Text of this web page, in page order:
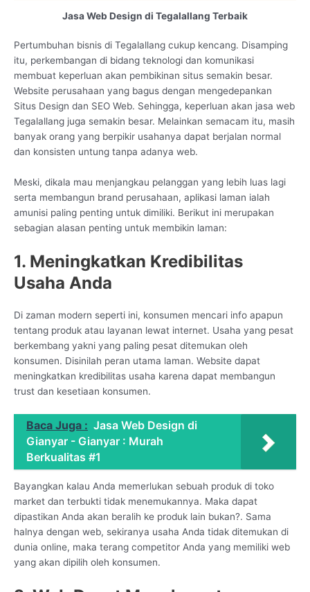
Jasa Web Design di Tegalallang Terbaik
Pertumbuhan bisnis di Tegalallang cukup kencang. Disamping
itu, perkembangan di bidang teknologi dan komunikasi
membuat keperluan akan pembikinan situs semakin besar.
Website perusahaan yang bagus dengan mengedepankan
Situs Design dan SEO Web. Sehingga, keperluan akan jasa web
Tegalallang juga semakin besar. Melainkan semacam itu, masih
banyak orang yang berpikir usahanya dapat berjalan normal
dan konsisten untung tanpa adanya web.
Meski, dikala mau menjangkau pelanggan yang lebih luas lagi
serta membangun brand perusahaan, aplikasi laman ialah
amunisi paling penting untuk dimiliki. Berikut ini merupakan
sebagian alasan penting untuk membikin laman:
1. Meningkatkan Kredibilitas
Usaha Anda
Di zaman modern seperti ini, konsumen mencari info apapun
tentang produk atau layanan lewat internet. Usaha yang pesat
berkembang yakni yang paling pesat ditemukan oleh
konsumen. Disinilah peran utama laman. Website dapat
meningkatkan kredibilitas usaha karena dapat membangun
trust dan kesetiaan konsumen.
Baca Juga : Jasa Web Design di
Gianyar - Gianyar : Murah
Berkualitas #1
Bayangkan kalau Anda memerlukan sebuah produk di toko
market dan terbukti tidak menemukannya. Maka dapat
dipastikan Anda akan beralih ke produk lain bukan?. Sama
halnya dengan web, sekiranya usaha Anda tidak ditemukan di
dunia online, maka terang competitor Anda yang memiliki web
yang akan dipilih oleh konsumen.